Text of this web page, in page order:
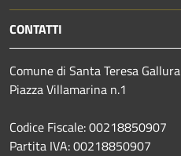
CONTATTI
Comune di Santa Teresa Gallura
Piazza Villamarina n.1
Codice Fiscale: 00218850907
Partita IVA: 00218850907